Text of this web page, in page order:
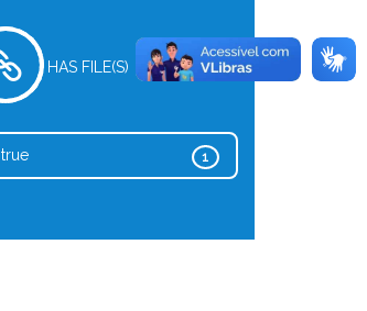
HAS FILE(S)
1
true